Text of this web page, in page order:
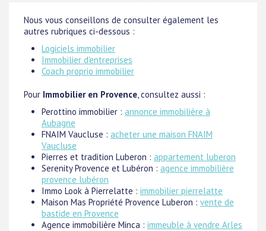
Nous vous conseillons de consulter également les
autres rubriques ci-dessous :
Logiciels immobilier
Immobilier d'entreprises
Coach proprio immobilier
Pour Immobilier en Provence, consultez aussi :
Perottino immobilier : annonce immobilière à
Aubagne
FNAIM Vaucluse : acheter une maison FNAIM
Vaucluse
Pierres et tradition Luberon : appartement luberon
Serenity Provence et Lubéron : agence immobilière
provence lubéron
Immo Look à Pierrelatte : immobilier pierrelatte
Maison Mas Propriété Provence Luberon : vente de
bastide en Provence
Agence immobilière Minca : immeuble à vendre Arles